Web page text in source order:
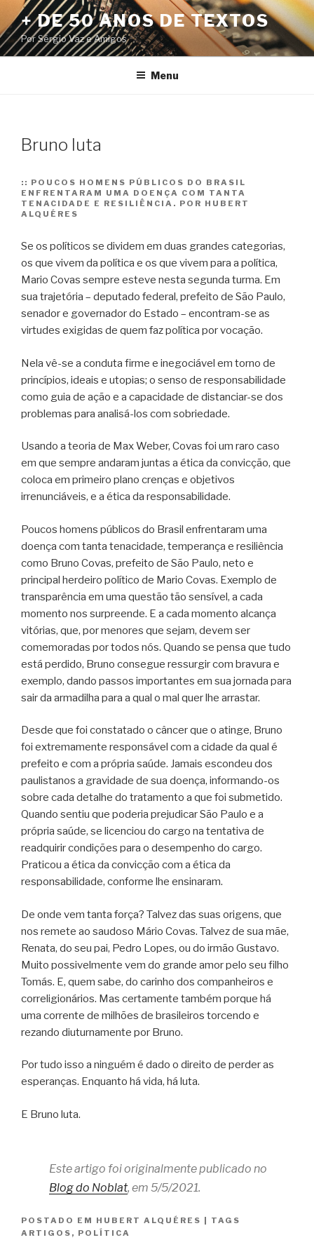
Pular
para
o
conteúdo
+ DE 50 ANOS DE TEXTOS
Por Sérgio Vaz e Amigos
Menu
Bruno luta
:: POUCOS HOMENS PÚBLICOS DO BRASIL
ENFRENTARAM UMA DOENÇA COM TANTA
TENACIDADE E RESILIÊNCIA. POR HUBERT
ALQUÉRES
Se os políticos se dividem em duas grandes categorias,
os que vivem da política e os que vivem para a política,
Mario Covas sempre esteve nesta segunda turma. Em
sua trajetória – deputado federal, prefeito de São Paulo,
senador e governador do Estado – encontram-se as
virtudes exigidas de quem faz política por vocação.
Nela vê-se a conduta firme e inegociável em torno de
princípios, ideais e utopias; o senso de responsabilidade
como guia de ação e a capacidade de distanciar-se dos
problemas para analisá-los com sobriedade.
Usando a teoria de Max Weber, Covas foi um raro caso
em que sempre andaram juntas a ética da convicção, que
coloca em primeiro plano crenças e objetivos
irrenunciáveis, e a ética da responsabilidade.
Poucos homens públicos do Brasil enfrentaram uma
doença com tanta tenacidade, temperança e resiliência
como Bruno Covas, prefeito de São Paulo, neto e
principal herdeiro político de Mario Covas. Exemplo de
transparência em uma questão tão sensível, a cada
momento nos surpreende. E a cada momento alcança
vitórias, que, por menores que sejam, devem ser
comemoradas por todos nós. Quando se pensa que tudo
está perdido, Bruno consegue ressurgir com bravura e
exemplo, dando passos importantes em sua jornada para
sair da armadilha para a qual o mal quer lhe arrastar.
Desde que foi constatado o câncer que o atinge, Bruno
foi extremamente responsável com a cidade da qual é
prefeito e com a própria saúde. Jamais escondeu dos
paulistanos a gravidade de sua doença, informando-os
sobre cada detalhe do tratamento a que foi submetido.
Quando sentiu que poderia prejudicar São Paulo e a
própria saúde, se licenciou do cargo na tentativa de
readquirir condições para o desempenho do cargo.
Praticou a ética da convicção com a ética da
responsabilidade, conforme lhe ensinaram.
De onde vem tanta força? Talvez das suas origens, que
nos remete ao saudoso Mário Covas. Talvez de sua mãe,
Renata, do seu pai, Pedro Lopes, ou do irmão Gustavo.
Muito possivelmente vem do grande amor pelo seu filho
Tomás. E, quem sabe, do carinho dos companheiros e
correligionários. Mas certamente também porque há
uma corrente de milhões de brasileiros torcendo e
rezando diuturnamente por Bruno.
Por tudo isso a ninguém é dado o direito de perder as
esperanças. Enquanto há vida, há luta.
E Bruno luta.
Este artigo foi originalmente publicado no
Blog do Noblat, em 5/5/2021.
POSTADO EM HUBERT ALQUÉRES
TAGS
ARTIGOS , POLÍTICA